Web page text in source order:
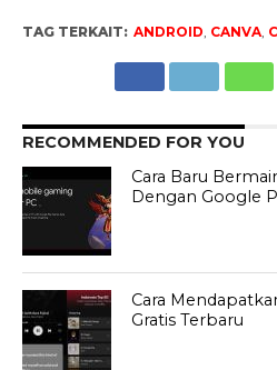
TAG TERKAIT: ANDROID CANVA,
RECOMMENDED FOR YOU
Cara Baru
Dengan Google
Cara
Gratis Terbaru